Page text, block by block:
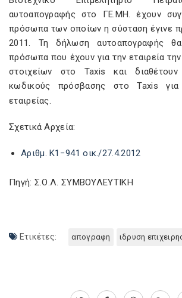
αυτοαπογραφής στο ΓΕ.ΜΗ. έχουν
πρόσωπα των οποίων η σύσταση έγινε
2011. Τη δήλωση αυτοαπογραφής
πρόσωπα που έχουν για την εταιρεία
στοιχείων στο Taxis και
κωδικούς πρόσβασης στο Taxis για
εταιρείας.
Σχετικά Αρχεία:
Αριθμ. Κ1−941 οικ./27.4.2012
Πηγή: Σ.Ο.Λ. ΣΥΜΒΟΥΛΕΥΤΙΚΗ
Ετικέτες: απογραφη ιδρυση